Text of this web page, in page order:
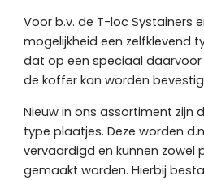
Voor b.v. de T-loc Systainers
mogelijkheid een zelfklevend
dat op een speciaal
de koffer kan worden
Nieuw in ons assortiment zijn
type plaatjes. Deze worden
vervaardigd en kunnen zowel
gemaakt worden. Hierbij